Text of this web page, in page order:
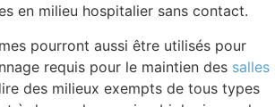
en milieu hospitalier sans contact.
pourront aussi être utilisés pour
requis pour le maintien des salles
des milieux exempts de tous types